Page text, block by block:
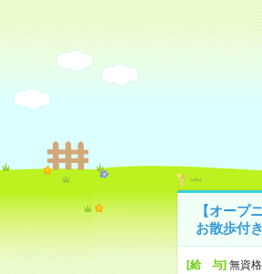
【オープ
お散歩付
[給 与]無資